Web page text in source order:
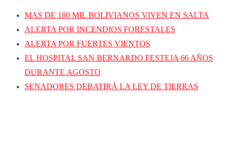
MAS DE 180 MIL BOLIVIANOS VIVEN EN SALTA
ALERTA POR INCENDIOS FORESTALES
ALERTA POR FUERTES VIENTOS
EL HOSPITAL SAN BERNARDO FESTEJA 66 AÑOS
DURANTE AGOSTO
SENADORES DEBATIRÁ LA LEY DE TIERRAS